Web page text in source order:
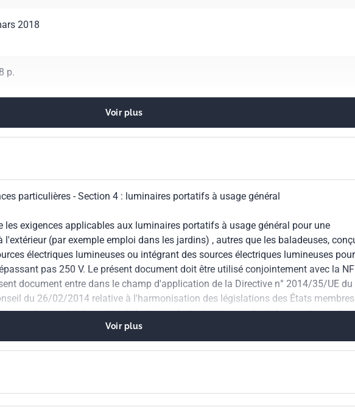
2018
p.
Luminaires
60598-2-4:2017
60598-2-4:2018
Voir plus
particulières - Section 4 : luminaires portatifs à usage général
les exigences applicables aux luminaires portatifs à usage général pour une
(par exemple emploi dans les jardins) , autres que les baladeuses,
électriques lumineuses ou intégrant des sources électriques lumineuses pour
pas 250 V. Le présent document doit être utilisé conjointement avec la NF
document entre dans le champ d'application de la Directive n° 2014/35/UE du
du 26/02/2014 relative à l'harmonisation des législations des États membres
sur le marché du matériel électrique destiné à être employé dans certaines
Voir plus